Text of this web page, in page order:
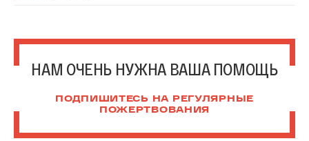
НАМ ОЧЕНЬ НУЖНА ВАША ПОМОЩЬ
ПОДПИШИТЕСЬ НА РЕГУЛЯРНЫЕ
ПОЖЕРТВОВАНИЯ